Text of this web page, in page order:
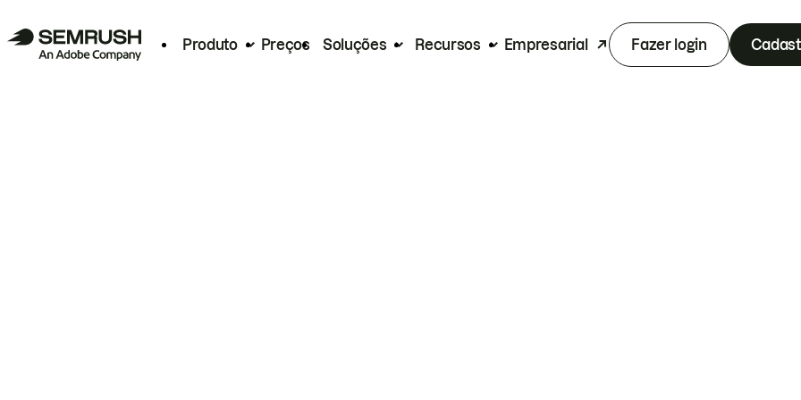
Produto Preços Soluções Recursos Empresarial Fazer login